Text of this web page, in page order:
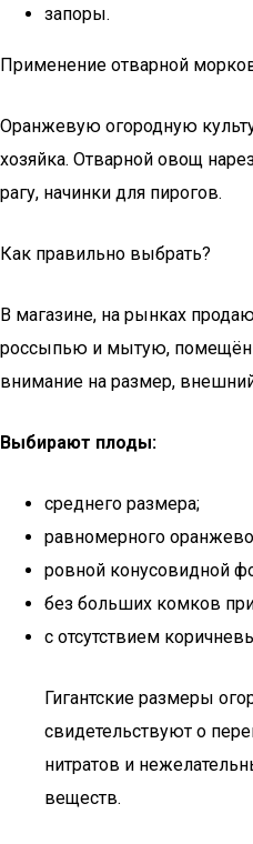
запоры.
Применение отварной
Оранжевую огородную
хозяйка. Отварной овощ
рагу, начинки для пирогов.
Как правильно выбрать?
В магазине, на рынках
россыпью и мытую,
внимание на размер,
Выбирают плоды:
среднего размера;
равномерного
ровной конусовидной
без больших комков
с отсутствием
Гигантские размеры
свидетельствуют о
нитратов и
веществ.